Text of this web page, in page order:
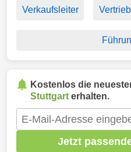
Verkaufsleiter
Kostenlos die
Stuttgart erhalten.
Jetzt